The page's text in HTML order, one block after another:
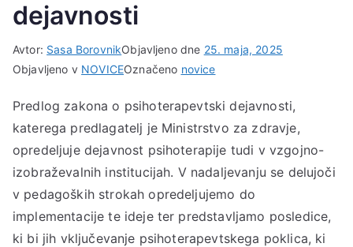
dejavnosti
Avtor: Sasa BorovnikObjavljeno dne 25. maja, 2025
Objavljeno v NOVICEOznačeno novice
Predlog zakona o psihoterapevtski dejavnosti,
katerega predlagatelj je Ministrstvo za zdravje,
opredeljuje dejavnost psihoterapije tudi v vzgojno-
izobraževalnih institucijah. V nadaljevanju se delujoči
v pedagoških strokah opredeljujemo do
implementacije te ideje ter predstavljamo posledice,
ki bi jih vključevanje psihoterapevtskega poklica, ki